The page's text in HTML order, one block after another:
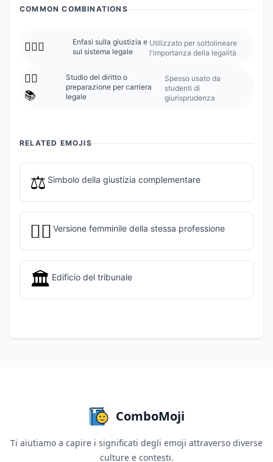
COMMON COMBINATIONS
👨‍⚖️⚖️
Enfasi sulla giustizia e
sul sistema legale
Utilizzato per sottolineare
l'importanza della legalità
👨‍⚖️
📚
Studio del diritto o
preparazione per carriera
legale
Spesso usato da
studenti di
giurisprudenza
RELATED EMOJIS
⚖️ Simbolo della giustizia complementare
👩‍⚖️ Versione femminile della stessa professione
🏛️ Edificio del tribunale
ComboMoji
Ti aiutiamo a capire i significati degli emoji attraverso diverse
culture e contesti.